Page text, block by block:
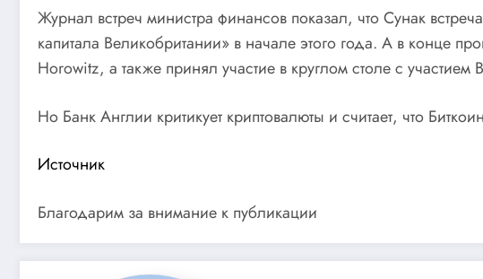
Журнал встреч министра финансов показал, что Сунак
капитала Великобритании» в начале этого года. А в конце
Horowitz, а также принял участие в круглом столе с
Но Банк Англии критикует криптовалюты и считает, что
Источник
Благодарим за внимание к публикации